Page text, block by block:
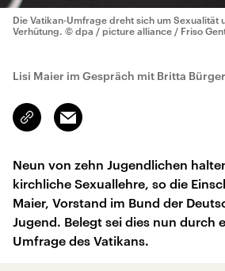
Die Vatikan-Umfrage dreht sich um Sexualität
Verhütung. © dpa / picture alliance / Friso
Lisi Maier im Gespräch mit Britta Bürger
Link
kopieren/teilen
Email
Neun von zehn Jugendlichen
kirchliche Sexuallehre, so die
Maier, Vorstand im Bund der
Jugend. Belegt sei dies nun durch
Umfrage des Vatikans.